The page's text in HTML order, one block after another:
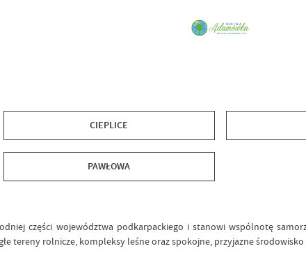
CIEPLICE
PAWŁOWA
części województwa podkarpackiego i stanowi wspólnotę
tereny rolnicze, kompleksy leśne oraz spokojne, przyjazne